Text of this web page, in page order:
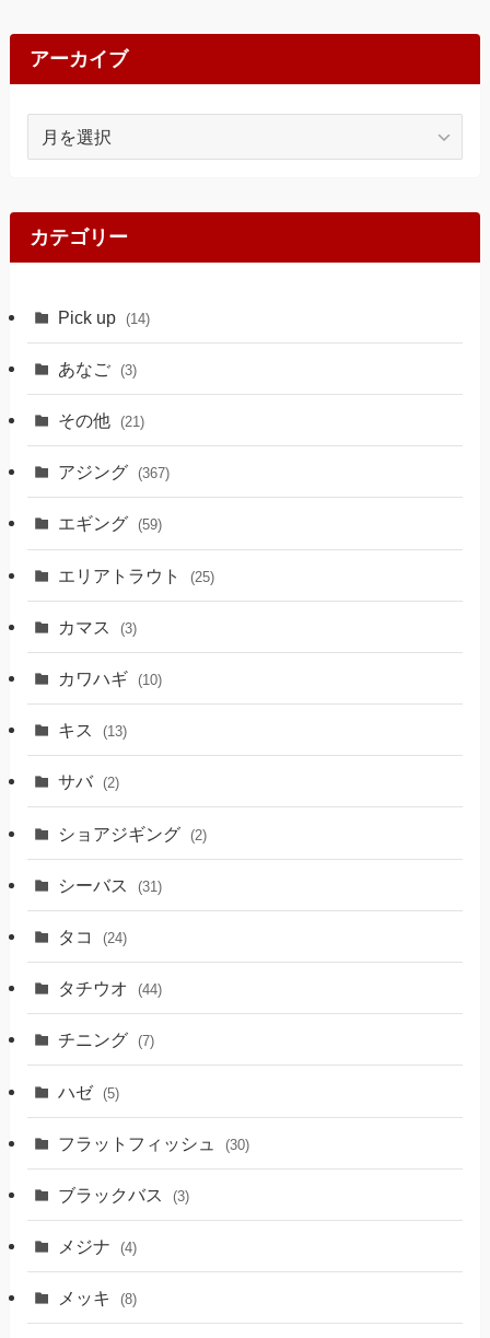
アーカイブ
ブ
カテゴリー
Pick up (14)
あなご (3)
その他 (21)
アジング (367)
エギング (59)
エリアトラウト (25)
カマス (3)
カワハギ (10)
キス (13)
サバ (2)
ショアジギング (2)
シーバス (31)
タコ (24)
タチウオ (44)
チニング (7)
ハゼ (5)
フラットフィッシュ (30)
ブラックバス (3)
メジナ (4)
メッキ (8)